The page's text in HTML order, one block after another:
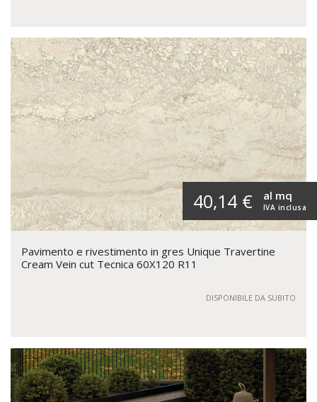
40,14 € IVA inclusa
al mq
Pavimento e rivestimento in gres Unique Travertine
Cream Vein cut Tecnica 60X120 R11
DISPONIBILE DA SUBITO